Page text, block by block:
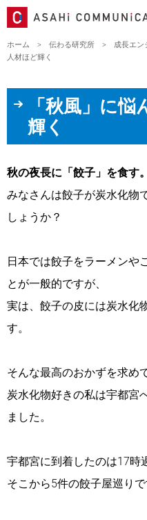
ホーム > 伝わる研究所 > 成長エン
人材ほど輝く
「秋風」に
輝く
秋の夜長に「餃子」を食す。
みなさんは餃子が炭水化物
しょうか？
日本では餃子をラーメンや
とが一般的ですが、
実は、餃子の皮には炭水化
す。
そんな最高のおかずを求めて
炭水化物好きの私は宇都宮
ました。
宇都宮に到着したのは17時
そこから5件の餃子屋巡りで